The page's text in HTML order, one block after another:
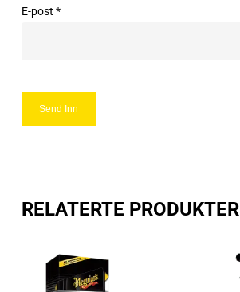
E-post *
RELATERTE PRODUKTER